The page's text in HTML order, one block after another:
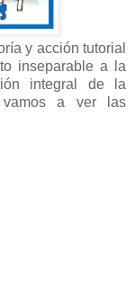
y acción tutorial
inseparable a la
integral de la
vamos a ver las